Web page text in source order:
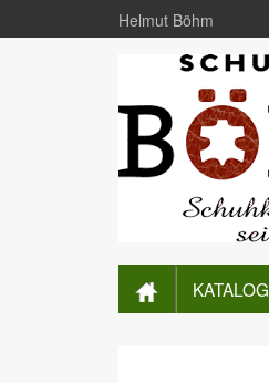
Helmut Böhm
KATALOG